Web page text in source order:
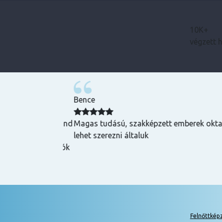
10K+
végzett
Bence
Magas tudású, szakképzett emberek
lehet szerezni általuk